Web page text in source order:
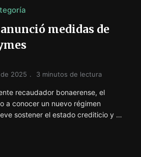
medidas de
2025
3 minutos de lectura
recaudador bonaerense, el
a conocer un nuevo régimen
sostener el estado crediticio y …